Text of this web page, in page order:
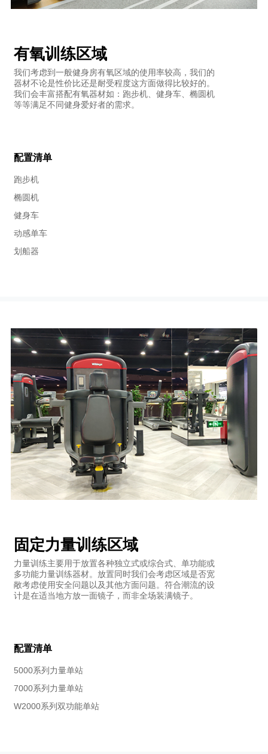
有氧训练区域
我们考虑到一般健身房有氧区域的使用率较高，我们的
器材不论是性价比还是耐受程度这方面做得比较好的。
我们会丰富搭配有氧器材如：跑步机、健身车、椭圆机
等等满足不同健身爱好者的需求。
配置清单
跑步机
椭圆机
健身车
动感单车
划船器
固定力量训练区域
力量训练主要用于放置各种独立式或综合式、单功能或
多功能力量训练器材。放置同时我们会考虑区域是否宽
敞考虑使用安全问题以及其他方面问题。符合潮流的设
计是在适当地方放一面镜子，而非全场装满镜子。
配置清单
5000系列力量单站
7000系列力量单站
W2000系列双功能单站